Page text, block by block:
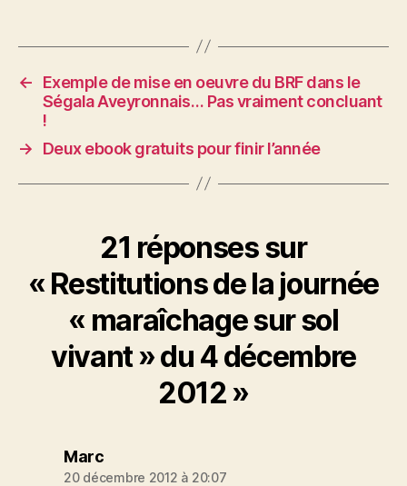
←
Exemple de mise en oeuvre du BRF dans le
Ségala Aveyronnais… Pas vraiment concluant
!
→
Deux ebook gratuits pour finir l’année
21 réponses sur
« Restitutions de la journée
« maraîchage sur sol
vivant » du 4 décembre
2012 »
Marcdit :
20 décembre 2012 à 20:07